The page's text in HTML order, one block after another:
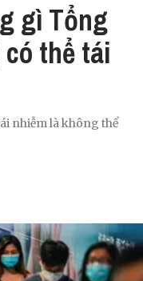
gì Tổng
thể tái
nhiễm là không thể